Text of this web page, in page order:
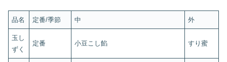
品名 定番/季節 中 外
玉し
ずく
定番 小豆こし餡 すり蜜